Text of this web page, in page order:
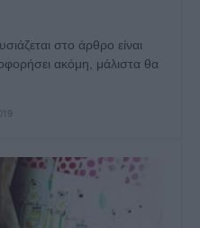
στο άρθρο είναι
ακόμη, μάλιστα θα